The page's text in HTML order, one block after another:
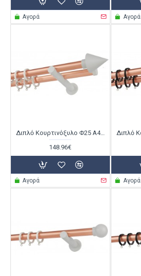
Αγορά Αγορά
Διπλό Κουρτινόξυλο Φ25 Α4146 Χαλκός Ματ / Λευκό
148.96€
Αγορά Αγορά